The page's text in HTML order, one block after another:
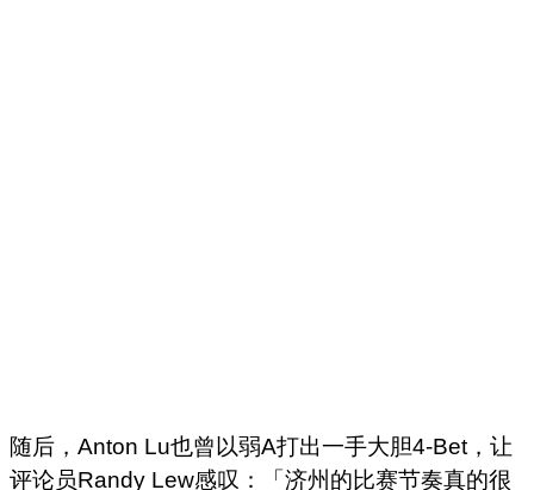
随后，Anton Lu也曾以弱A打出一手大胆4-Bet，让
评论员Randy Lew感叹：「济州的比赛节奏真的很